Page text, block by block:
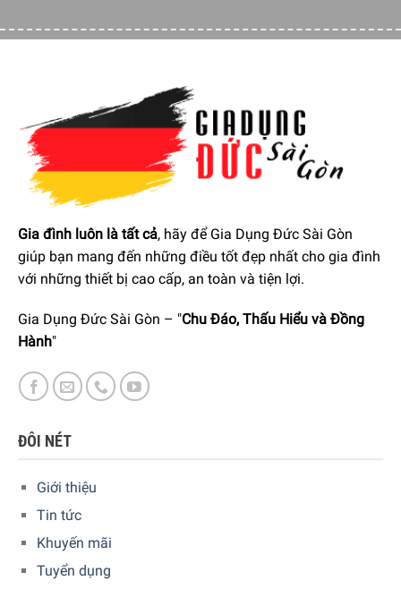
bám cặn trong máy giặt. Đồng thời, sau mỗi lần sử dụng,
sản phẩm sẽ làm sạch dần các mảng bám, vết bẩn lâu
ngày…. có sẵn trong máy giặt do lâu ngày không vệ sinh.
Do dó, nếu bạn nghĩ là dùng một lần có thể làm sạch hoàn
toàn và đánh bay các mảng bám, cặn vôi, ố bẩn lâu ngày
trong máy giặt là hoàn toàn sai nhé.
Gia đình luôn là tất cả, hãy để Gia Dụng Đức Sài Gòn
giúp bạn mang đến những điều tốt đẹp nhất cho gia đình
với những thiết bị cao cấp, an toàn và tiện lợi.
Gia Dụng Đức Sài Gòn – "Chu Đáo, Thấu Hiểu và Đồng
Hành"
ĐÔI NÉT
Giới thiệu
Tin tức
Khuyến mãi
Tuyển dụng